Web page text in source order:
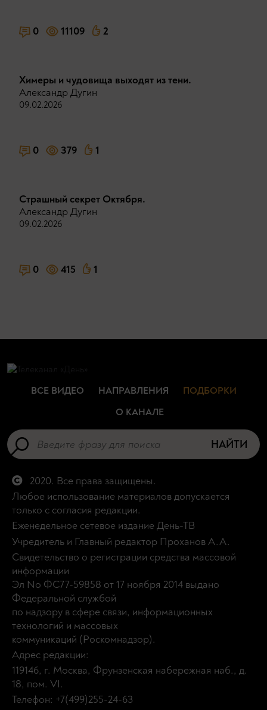
0 11109 2
Химеры и чудовища выходят из тени.
Александр Дугин
09.02.2026
0 379 1
Страшный секрет Октября.
Александр Дугин
09.02.2026
0 415 1
ВСЕ ВИДЕО НАПРАВЛЕНИЯ
ПОДБОРКИ
О КАНАЛЕ
НАЙТИ
2020. Все права защищены.
Любое использование материалов допускается
только с согласия редакции.
Еженедельное сетевое издание День-ТВ
Учредитель и Главный редактор Проханов А.А.
Свидетельство о регистрации средства массовой
информации
Эл No ФС77-59858 от 17 ноября 2014 выдано
Федеральной службой
по надзору в сфере связи, информационных
технологий и массовых
коммуникаций (Роскомнадзор).
Адрес редакции:
119146, г. Москва, Фрунзенская набережная наб., д.
18, пом. VI.
Телефон: +7(499)255-24-63